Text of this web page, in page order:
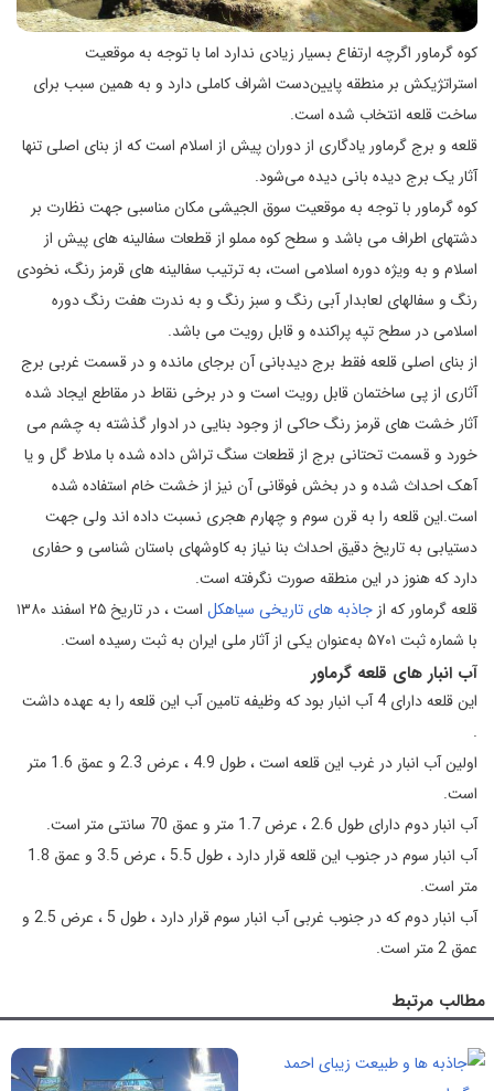
کوه گرماور اگرچه ارتفاع بسیار زیادی ندارد اما با توجه به موقعیت
استراتژیکش بر منطقه پایین‌دست اشراف کاملی دارد و به همین سبب برای
ساخت قلعه انتخاب شده است.
قلعه و برج گرماور یادگاری از دوران پیش از اسلام است که از بنای اصلی تنها
آثار یک برج دیده بانی دیده می‌شود.
کوه گرماور با توجه به موقعیت سوق الجیشی مکان مناسبی جهت نظارت بر
دشتهای اطراف می باشد و سطح کوه مملو از قطعات سفالینه های پیش از
اسلام و به ویژه دوره اسلامی است، به ترتیب سفالینه های قرمز رنگ، نخودی
رنگ و سفالهای لعابدار آبی رنگ و سبز رنگ و به ندرت هفت رنگ دوره
اسلامی در سطح تپه پراکنده و قابل رویت می باشد.
از بنای اصلی قلعه فقط برج دیدبانی آن برجای مانده و در قسمت غربی برج
آثاری از پی ساختمان قابل رویت است و در برخی نقاط در مقاطع ایجاد شده
آثار خشت های قرمز رنگ حاکی از وجود بنایی در ادوار گذشته به چشم می
خورد و قسمت تحتانی برج از قطعات سنگ تراش داده شده با ملاط گل و یا
آهک احداث شده و در بخش فوقانی آن نیز از خشت خام استفاده شده
است.این قلعه را به قرن سوم و چهارم هجری نسبت داده اند ولی جهت
دستیابی به تاریخ دقیق احداث بنا نیاز به کاوشهای باستان شناسی و حفاری
دارد که هنوز در این منطقه صورت نگرفته است.
قلعه گرماور که از جاذبه های تاریخی سیاهکل
است ، در تاریخ ۲۵ اسفند ۱۳۸۰
با شماره ثبت ۵۷۰۱ به‌عنوان یکی از آثار ملی ایران به ثبت رسیده است.
آب انبار های قلعه گرماور
این قلعه دارای 4 آب انبار بود که وظیفه تامین آب این قلعه را به عهده داشت
.
اولین آب انبار در غرب این قلعه است ، طول 4.9 ، عرض 2.3 و عمق 1.6 متر
است.
آب انبار دوم دارای طول 2.6 ، عرض 1.7 متر و عمق 70 سانتی متر است.
آب انبار سوم در جنوب این قلعه قرار دارد ، طول 5.5 ، عرض 3.5 و عمق 1.8
متر است.
آب انبار دوم که در جنوب غربی آب انبار سوم قرار دارد ، طول 5 ، عرض 2.5 و
عمق 2 متر است.
مطالب مرتبط